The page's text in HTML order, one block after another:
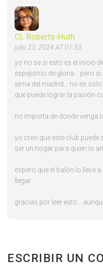
CL Roberts-Huth
julio 23, 2024 AT 01:33
yo no se si esto es el inicio
espejismo de gloria... pero
alma del madrid... no es
que puede lograr la pasión
no importa de donde venga
yo creo que este club puede
ser un hogar para quien lo
espero que el balón lo lleve
llegar
gracias por leer esto...
ESCRIBIR UN